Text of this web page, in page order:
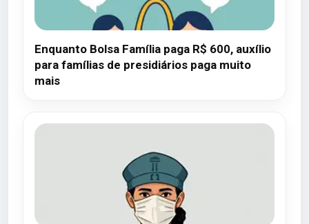
Enquanto Bolsa Família paga R$ 600, auxílio
para famílias de presidiários paga muito
mais